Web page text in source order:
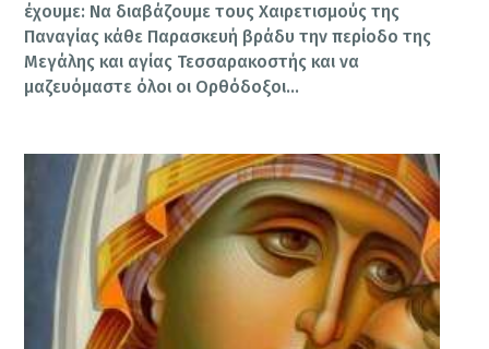
έχουμε: Να διαβάζουμε τους Χαιρετισμούς της
Παναγίας κάθε Παρασκευή βράδυ την περίοδο της
Μεγάλης και αγίας Τεσσαρακοστής και να
μαζευόμαστε όλοι οι Ορθόδοξοι…